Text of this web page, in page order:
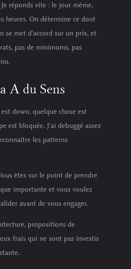
réponds vite : le jour même,
heures. On détermine ce dont
se met d'accord sur un prix, et
pas de minimums, pas
A du Sens
down, quelque chose est
est bloquée. J'ai debuggé assez
les patterns
êtes sur le point de prendre
importante et vous voulez
avant de vous engager.
propositions de
frais qui ne sont pas investis